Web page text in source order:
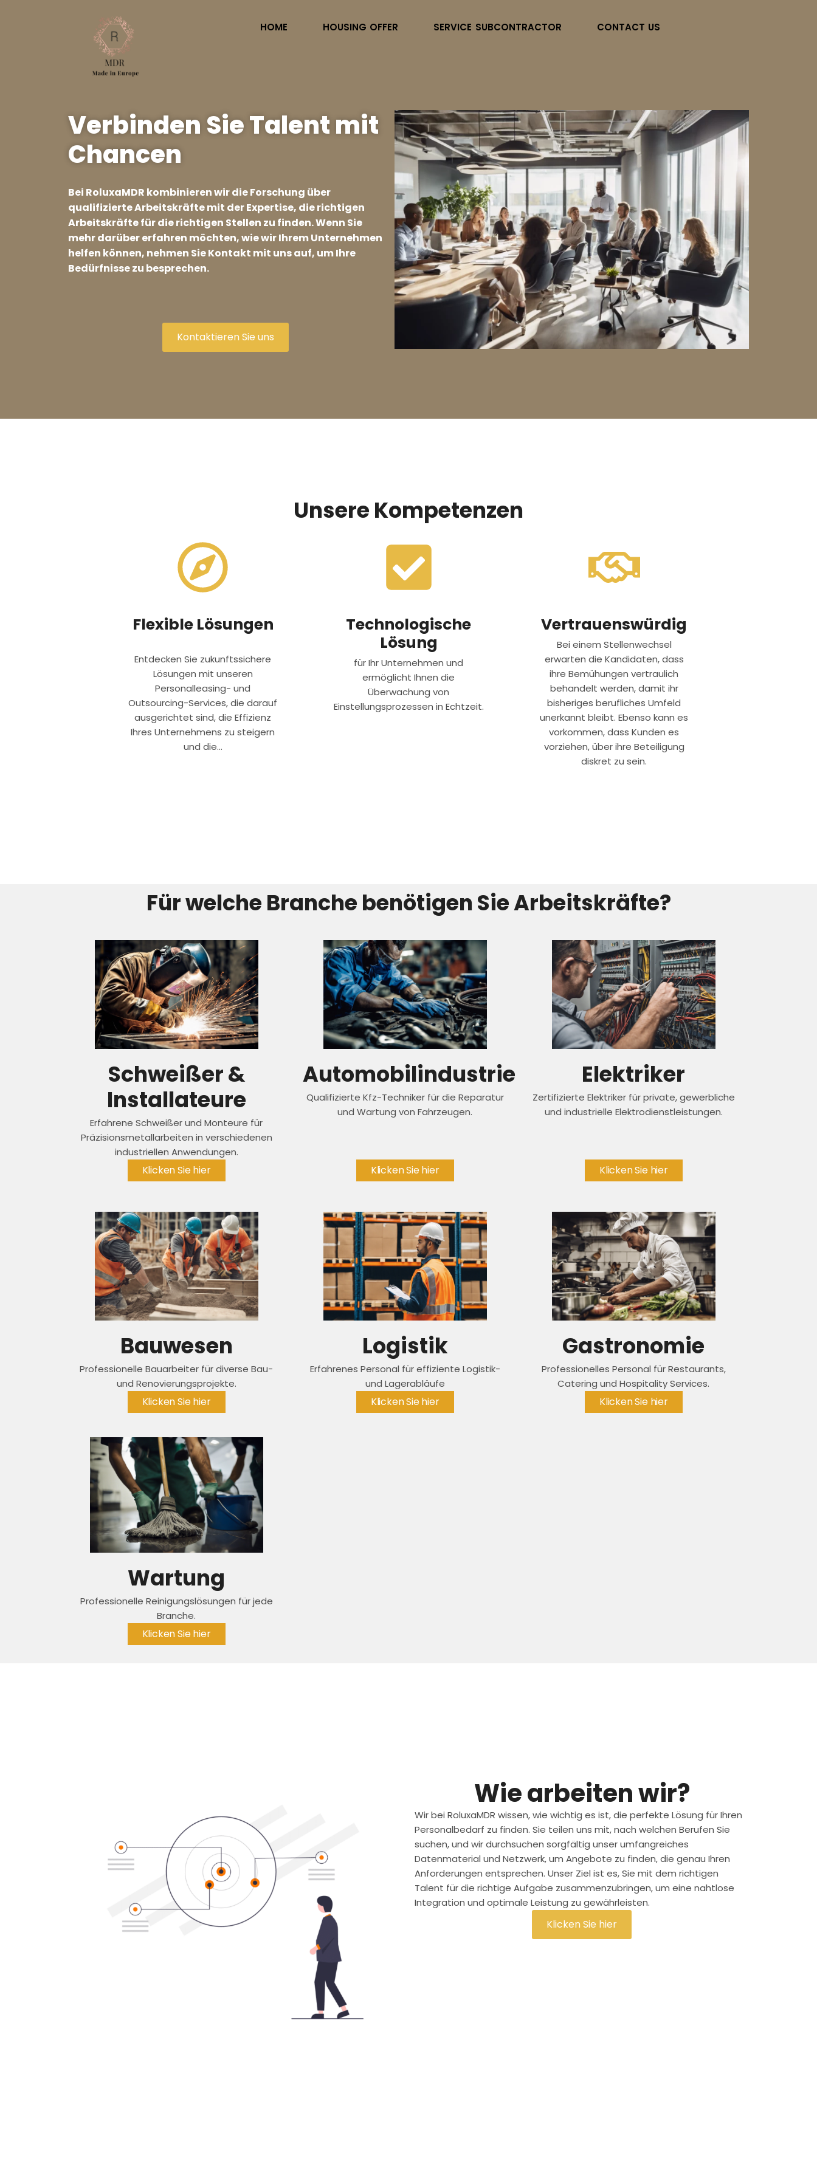
HOME HOUSING OFFER SERVICE SUBCONTRACTOR CONTACT US
Verbinden Sie Talent mit
Chancen
Bei RoluxaMDR kombinieren wir die Forschung über
qualifizierte Arbeitskräfte mit der Expertise, die richtigen
Arbeitskräfte für die richtigen Stellen zu finden. Wenn Sie
mehr darüber erfahren möchten, wie wir Ihrem Unternehmen
helfen können, nehmen Sie Kontakt mit uns auf, um Ihre
Bedürfnisse zu besprechen.
Kontaktieren Sie uns
Unsere Kompetenzen
Flexible Lösungen
Entdecken Sie zukunftssichere
Lösungen mit unseren
Personalleasing- und
Outsourcing-Services, die darauf
ausgerichtet sind, die Effizienz
Ihres Unternehmens zu steigern
und die...
Technologische
Lösung
für Ihr Unternehmen und
ermöglicht Ihnen die
Überwachung von
Einstellungsprozessen in Echtzeit.
Vertrauenswürdig
Bei einem Stellenwechsel
erwarten die Kandidaten, dass
ihre Bemühungen vertraulich
behandelt werden, damit ihr
bisheriges berufliches Umfeld
unerkannt bleibt. Ebenso kann es
vorkommen, dass Kunden es
vorziehen, über ihre Beteiligung
diskret zu sein.
Für welche Branche benötigen Sie Arbeitskräfte?
Schweißer &
Installateure
Erfahrene Schweißer und Monteure für
Präzisionsmetallarbeiten in verschiedenen
industriellen Anwendungen.
Klicken Sie hier
Automobilindustrie
Qualifizierte Kfz-Techniker für die Reparatur
und Wartung von Fahrzeugen.
Klicken Sie hier
Elektriker
Zertifizierte Elektriker für private, gewerbliche
und industrielle Elektrodienstleistungen.
Klicken Sie hier
Bauwesen
Professionelle Bauarbeiter für diverse Bau-
und Renovierungsprojekte.
Klicken Sie hier
Logistik
Erfahrenes Personal für effiziente Logistik-
und Lagerabläufe
Klicken Sie hier
Gastronomie
Professionelles Personal für Restaurants,
Catering und Hospitality Services.
Klicken Sie hier
Wartung
Professionelle Reinigungslösungen für jede
Branche.
Klicken Sie hier
Wie arbeiten wir?
Wir bei RoluxaMDR wissen, wie wichtig es ist, die perfekte Lösung für Ihren
Personalbedarf zu finden. Sie teilen uns mit, nach welchen Berufen Sie
suchen, und wir durchsuchen sorgfältig unser umfangreiches
Datenmaterial und Netzwerk, um Angebote zu finden, die genau Ihren
Anforderungen entsprechen. Unser Ziel ist es, Sie mit dem richtigen
Talent für die richtige Aufgabe zusammenzubringen, um eine nahtlose
Integration und optimale Leistung zu gewährleisten.
Klicken Sie hier